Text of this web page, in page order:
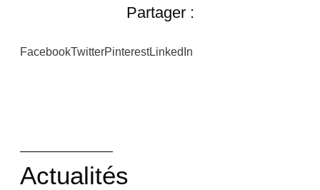
Partager :
FacebookTwitterPinterestLinkedIn
Actualités